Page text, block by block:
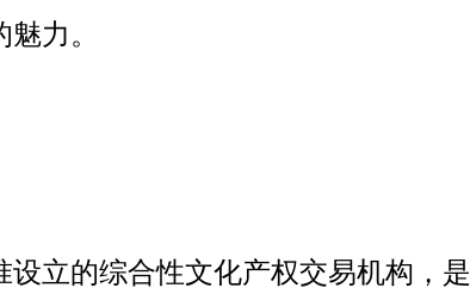
力。
立的综合性文化产权交易机构，是